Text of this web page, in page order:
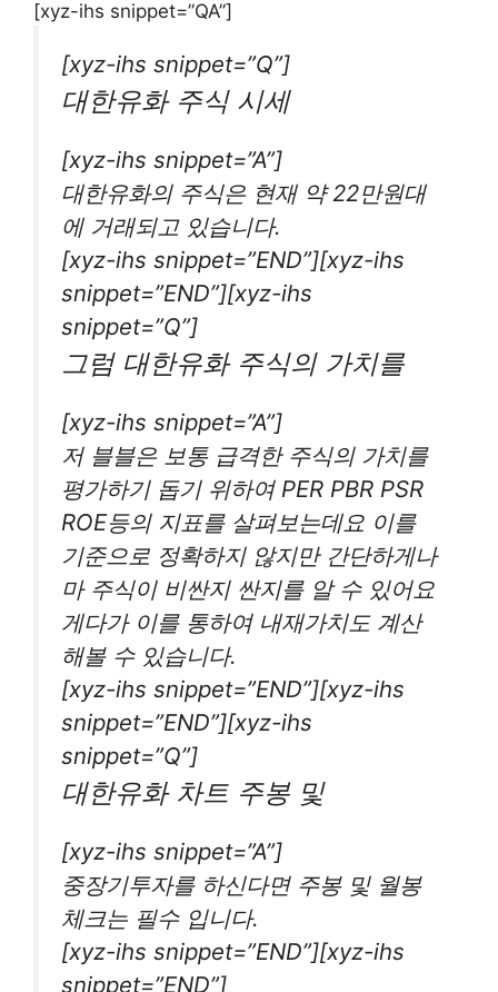
[xyz-ihs snippet=”QA”]
[xyz-ihs snippet=”Q”]
대한유화 주식 시세
[xyz-ihs snippet=”A”]
대한유화의 주식은 현재 약 22만원대
에 거래되고 있습니다.
[xyz-ihs snippet=”END”][xyz-ihs
snippet=”END”][xyz-ihs
snippet=”Q”]
그럼 대한유화 주식의 가치를
[xyz-ihs snippet=”A”]
저 블블은 보통 급격한 주식의 가치를
평가하기 돕기 위하여 PER PBR PSR
ROE등의 지표를 살펴보는데요 이를
기준으로 정확하지 않지만 간단하게나
마 주식이 비싼지 싼지를 알 수 있어요
게다가 이를 통하여 내재가치도 계산
해볼 수 있습니다.
[xyz-ihs snippet=”END”][xyz-ihs
snippet=”END”][xyz-ihs
snippet=”Q”]
대한유화 차트 주봉 및
[xyz-ihs snippet=”A”]
중장기투자를 하신다면 주봉 및 월봉
체크는 필수 입니다.
[xyz-ihs snippet=”END”][xyz-ihs
snippet=”END”]